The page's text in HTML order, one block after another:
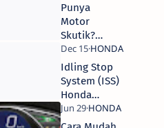
Punya
Motor
Skutik?
Perhatikan 3
Komponen
Berikut Ini!
Idling Stop
System (ISS)
Honda
Ngambek?
Cek 8 Hal ini